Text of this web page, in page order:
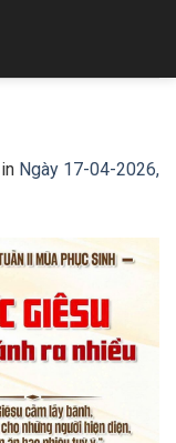
in Ngày 17-04-2026,